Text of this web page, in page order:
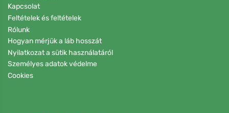
Kapcsolat
Feltételek és feltételek
Rólunk
Hogyan mérjük a láb hosszát
Nyilatkozat a sütik használatáról
Személyes adatok védelme
Cookies